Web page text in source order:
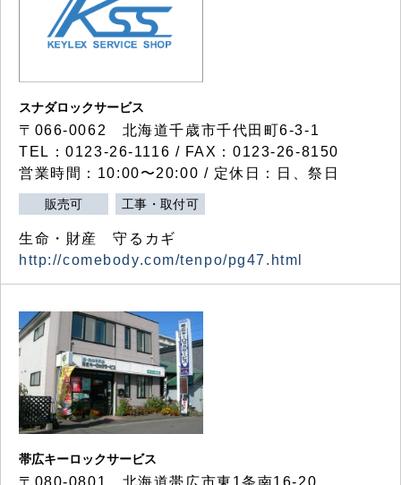
スナダロックサービス
〒066-0062 北海道千歳市千代田町6-3-1
TEL：0123-26-1116 / FAX：0123-26-8150
営業時間：10:00〜20:00 / 定休日：日、祭日
販売可 工事・取付可
生命・財産 守るカギ
http://comebody.com/tenpo/pg47.html
帯広キーロックサービス
〒080-0801 北海道帯広市東1条南16-20